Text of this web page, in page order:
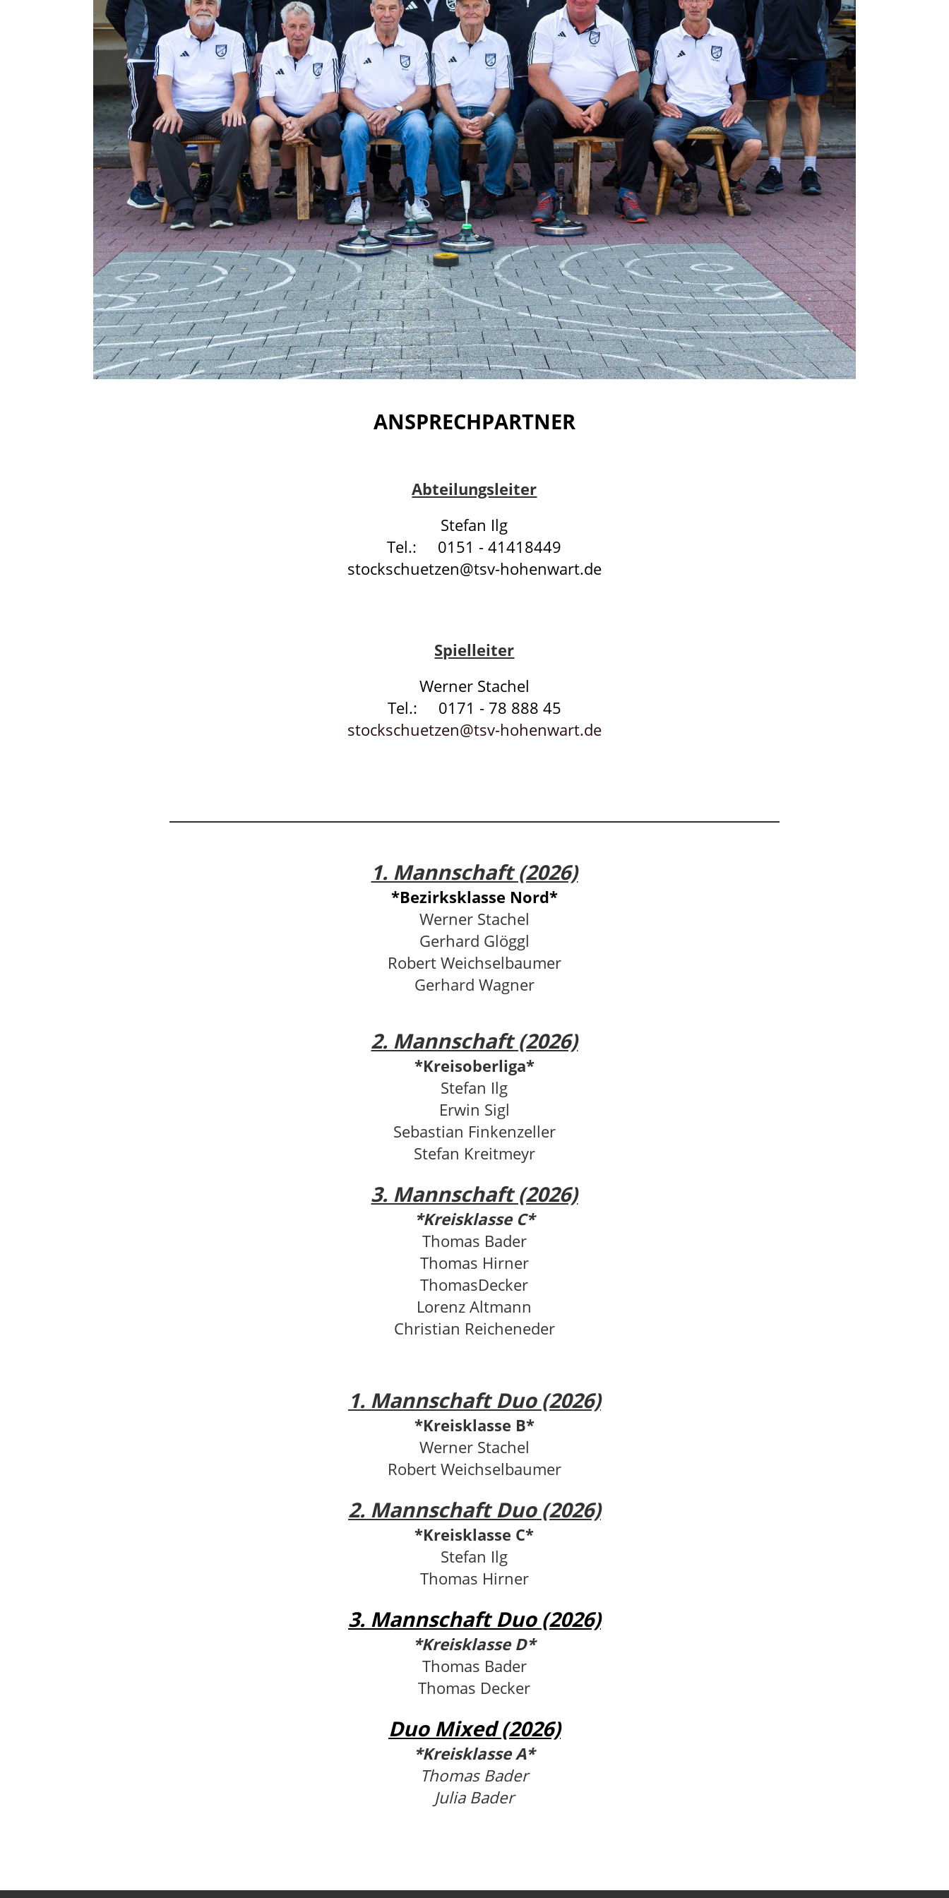
ANSPRECHPARTNER
Abteilungsleiter
Stefan Ilg
Tel.: 0151 - 41418449
stockschuetzen@tsv-hohenwart.de
Spielleiter
Werner Stachel
Tel.: 0171 - 78 888 45
stockschuetzen@tsv-hohenwart.de
1. Mannschaft (2026)
*Bezirksklasse Nord*
Werner Stachel
Gerhard Glöggl
Robert Weichselbaumer
Gerhard Wagner
2. Mannschaft (2026)
*Kreisoberliga*
Stefan Ilg
Erwin Sigl
Sebastian Finkenzeller
Stefan Kreitmeyr
3. Mannschaft (2026)
*Kreisklasse C*
Thomas Bader
Thomas Hirner
ThomasDecker
Lorenz Altmann
Christian Reicheneder
1. Mannschaft Duo (2026)
*Kreisklasse B*
Werner Stachel
Robert Weichselbaumer
2. Mannschaft Duo (2026)
*Kreisklasse C*
Stefan Ilg
Thomas Hirner
3. Mannschaft Duo (2026)
*Kreisklasse D*
Thomas Bader
Thomas Decker
Duo Mixed (2026)
*Kreisklasse A*
Thomas Bader
Julia Bader